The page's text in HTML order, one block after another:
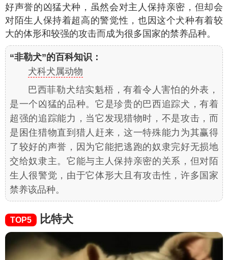
好声誉的凶猛犬种，虽然会对主人保持亲密，但却会
对陌生人保持着超高的警觉性，也因这个犬种有着较
大的体形和较强的攻击而成为很多国家的禁养品种。
“非勒犬”的百科知识：
犬科犬属动物
巴西菲勒犬结实魁梧，有着令人害怕的外表，
是一个凶猛的品种。它是珍贵的巴西追踪犬，有着
超强的追踪能力，当它发现猎物时，不是攻击，而
是困住猎物直到猎人赶来，这一特殊能力为其赢得
了较好的声誉，因为它能把逃跑的奴隶完好无损地
交给奴隶主。它能与主人保持亲密的关系，但对陌
生人很警觉，由于它体形大且有攻击性，许多国家
禁养该品种。
TOP5 比特犬